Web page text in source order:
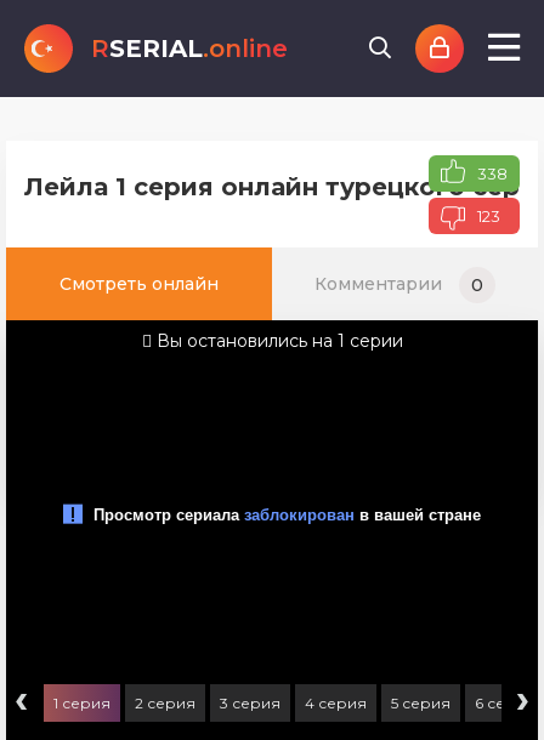
RSERIAL.online
Лейла 1 серия онлайн турецкого 338
123
Смотреть онлайн Комментарии 0
Вы остановились на 1 серии
‹ 1 серия 2 серия 3 серия 4 серия 5 серия 6 серия
›